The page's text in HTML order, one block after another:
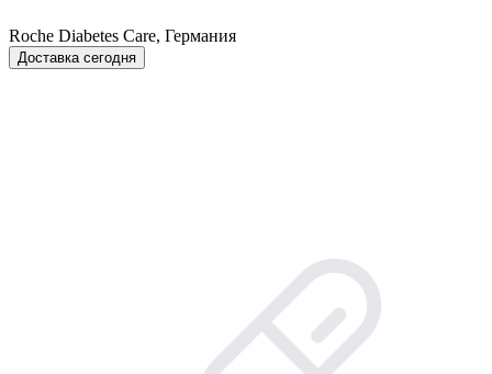
Roche Diabetes Care, Германия
Доставка сегодня